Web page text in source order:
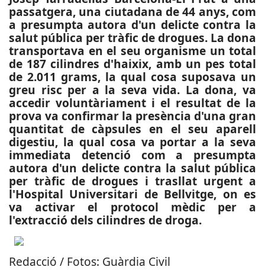
passatgera, una ciutadana de 44 anys, com
a presumpta autora d'un delicte contra la
salut pública per tràfic de drogues. La dona
transportava en el seu organisme un total
de 187 cilindres d'haixix, amb un pes total
de 2.011 grams, la qual cosa suposava un
greu risc per a la seva vida. La dona, va
accedir voluntàriament i el resultat de la
prova va confirmar la presència d'una gran
quantitat de càpsules en el seu aparell
digestiu, la qual cosa va portar a la seva
immediata detenció com a presumpta
autora d'un delicte contra la salut pública
per tràfic de drogues i trasllat urgent a
l'Hospital Universitari de Bellvitge, on es
va activar el protocol mèdic per a
l'extracció dels cilindres de droga.
Redacció / Fotos: Guàrdia Civil